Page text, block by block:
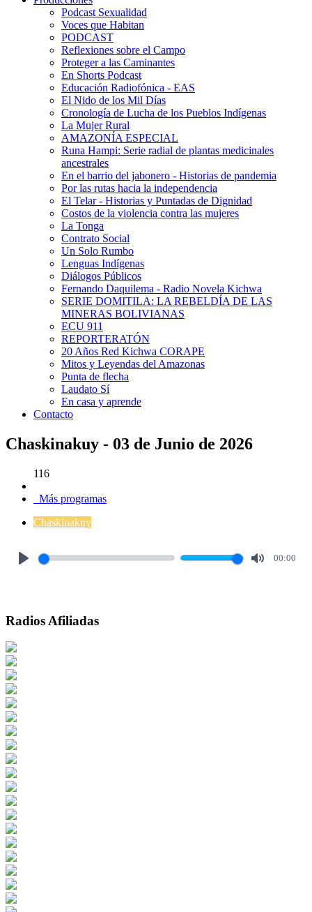
Podcast Sexualidad
Voces que Habitan
PODCAST
Reflexiones sobre el Campo
Proteger a las Caminantes
En Shorts Podcast
Educación Radiofónica - EAS
El Nido de los Mil Días
Cronología de Lucha de los Pueblos Indígenas
La Mujer Rural
AMAZONÍA ESPECIAL
Runa Hampi: Serie radial de plantas medicinales
ancestrales
En el barrio del jabonero - Historias de pandemia
Por las rutas hacia la independencia
El Telar - Historias y Puntadas de Dignidad
Costos de la violencia contra las mujeres
La Tonga
Contrato Social
Un Solo Rumbo
Lenguas Indígenas
Diálogos Públicos
Fernando Daquilema - Radio Novela Kichwa
SERIE DOMITILA: LA REBELDÍA DE LAS
MINERAS BOLIVIANAS
ECU 911
REPORTERATÓN
20 Años Red Kichwa CORAPE
Mitos y Leyendas del Amazonas
Punta de flecha
Laudato Sí
En casa y aprende
Contacto
Chaskinakuy - 03 de Junio de 2026
116
Más programas
Chaskinakuy
00:00
Radios Afiliadas